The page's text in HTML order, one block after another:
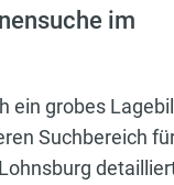
im
ein grobes
Suchbereich